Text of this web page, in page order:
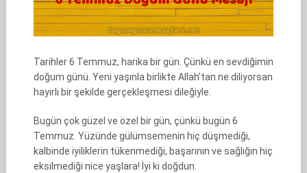
Tarihler 6 Temmuz, harika bir gün. Çünkü en sevdiğimin
doğum günü. Yeni yaşınla birlikte Allah’tan ne diliyorsan
hayırlı bir şekilde gerçekleşmesi dileğiyle.
Bugün çok güzel ve özel bir gün, çünkü bugün 6
Temmuz. Yüzünde gülümsemenin hiç düşmediği,
kalbinde iyiliklerin tükenmediği, başarının ve sağlığın hiç
eksilmediği nice yaşlara! İyi ki doğdun.